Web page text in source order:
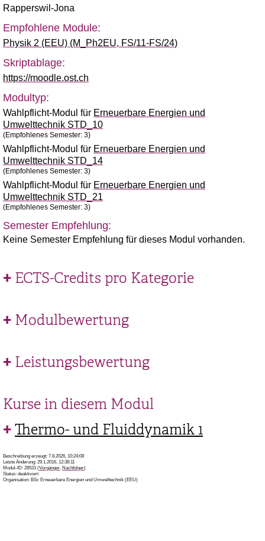
Rapperswil-Jona
Empfohlene Module:
Physik 2 (EEU) (M_Ph2EU, FS/11-FS/24)
Skriptablage:
https://moodle.ost.ch
Modultyp:
Wahlpflicht-Modul für Erneuerbare Energien und
Umwelttechnik STD_10
(Empfohlenes Semester: 3)
Wahlpflicht-Modul für Erneuerbare Energien und
Umwelttechnik STD_14
(Empfohlenes Semester: 3)
Wahlpflicht-Modul für Erneuerbare Energien und
Umwelttechnik STD_21
(Empfohlenes Semester: 3)
Semester Empfehlung:
Keine Semester Empfehlung für dieses Modul vorhanden.
ECTS-Credits pro Kategorie
Modulbewertung
Leistungsbewertung
Kurse in diesem Modul
Thermo- und Fluiddynamik 1
Beschreibung erzeugt: 7.8.2026, 10:24:08
Letzte Änderung: 29.1.2016, 12:38:11
Modul-ID: 28531 (Vorgänger, Nachfolger)
Status: deaktiviert
Organisation: BSc Erneuerbare Energien und Umwelttechnik (EEU)